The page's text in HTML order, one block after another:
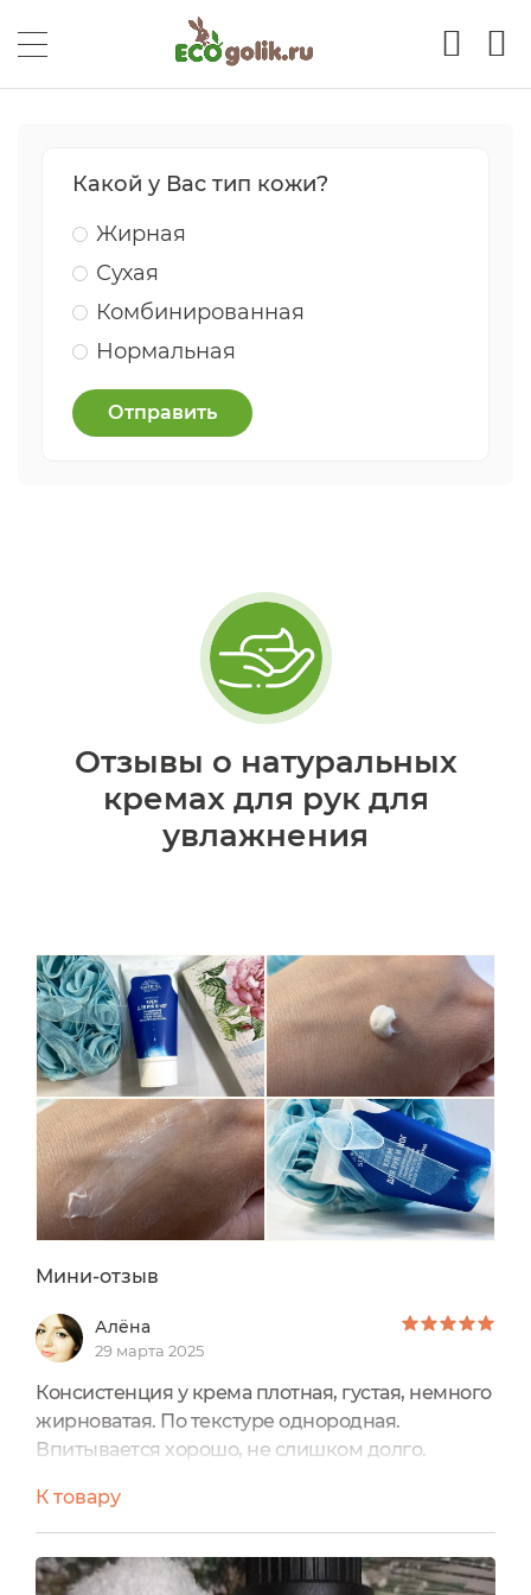
Какой у Вас тип кожи?
Жирная
Сухая
Комбинированная
Нормальная
Отправить
Отзывы о натуральных
кремах для рук для
увлажнения
Мини-отзыв
Алёна
29 марта 2025
Консистенция у крема плотная, густая, немного
жирноватая. По текстуре однородная.
Впитывается хорошо, не слишком долго.
терпким. Эфирные масла розмарина и
грейпфрута чувствуются, а мяту я почему-то не
улавливаю, хотя ее ЭМ присутствует в составе.
К товару